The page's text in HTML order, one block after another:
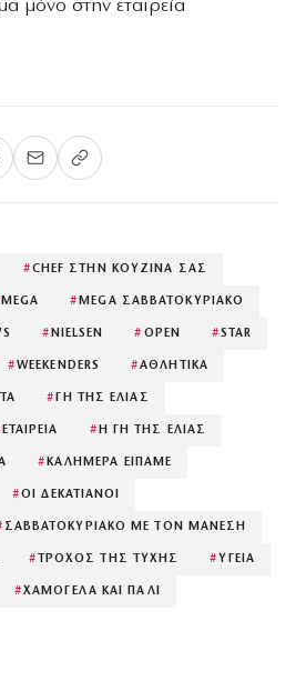
μόνο στην εταιρεία
#CHEF ΣΤΗΝ ΚΟΥΖΙΝΑ ΣΑΣ
MEGA # MEGA ΣΑΒΒΑΤΟΚΥΡΙΑΚΟ
# NIELSEN # OPEN #STAR
#WEEKENDERS #ΑΘΛΗΤΙΚΑ
# ΓΗ ΤΗΣ ΕΛΙΑΣ
ΕΤΑΙΡΕΙΑ # Η ΓΗ ΤΗΣ ΕΛΙΑΣ
# ΚΑΛΗΜΕΡΑ ΕΙΠΑΜΕ
#ΟΙ ΔΕΚΑΤΙΑΝΟΙ
ΣΑΒΒΑΤΟΚΥΡΙΑΚΟ ΜΕ ΤΟΝ ΜΑΝΕΣΗ
# ΤΡΟΧΟΣ ΤΗΣ ΤΥΧΗΣ # ΥΓΕΙΑ
#ΧΑΜΟΓΕΛΑ ΚΑΙ ΠΑΛΙ